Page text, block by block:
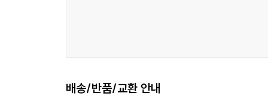
배송/반품/교환 안내